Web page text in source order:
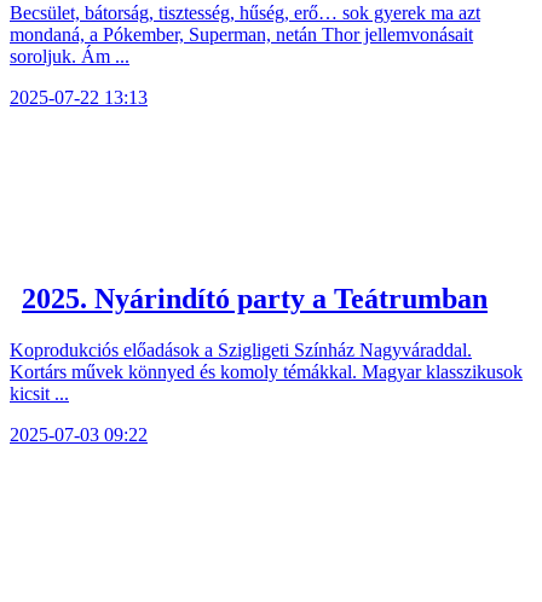
Becsület, bátorság, tisztesség, hűség, erő… sok gyerek ma azt
mondaná, a Pókember, Superman, netán Thor jellemvonásait
soroljuk. Ám ...
2025-07-22 13:13
2025. Nyárindító party a Teátrumban
Koprodukciós előadások a Szigligeti Színház Nagyváraddal.
Kortárs művek könnyed és komoly témákkal. Magyar klasszikusok
kicsit ...
2025-07-03 09:22